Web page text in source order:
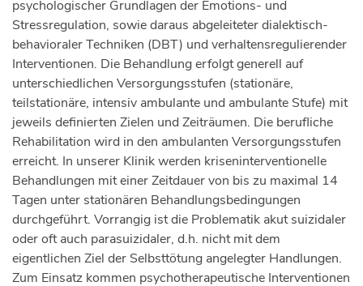
psychologischer Grundlagen der Emotions- und
Stressregulation, sowie daraus abgeleiteter dialektisch-
behavioraler Techniken (DBT) und verhaltensregulierender
Interventionen. Die Behandlung erfolgt generell auf
unterschiedlichen Versorgungsstufen (stationäre,
teilstationäre, intensiv ambulante und ambulante Stufe) mit
jeweils definierten Zielen und Zeiträumen. Die berufliche
Rehabilitation wird in den ambulanten Versorgungsstufen
erreicht. In unserer Klinik werden kriseninterventionelle
Behandlungen mit einer Zeitdauer von bis zu maximal 14
Tagen unter stationären Behandlungsbedingungen
durchgeführt. Vorrangig ist die Problematik akut suizidaler
oder oft auch parasuizidaler, d.h. nicht mit dem
eigentlichen Ziel der Selbsttötung angelegter Handlungen.
Zum Einsatz kommen psychotherapeutische Interventionen